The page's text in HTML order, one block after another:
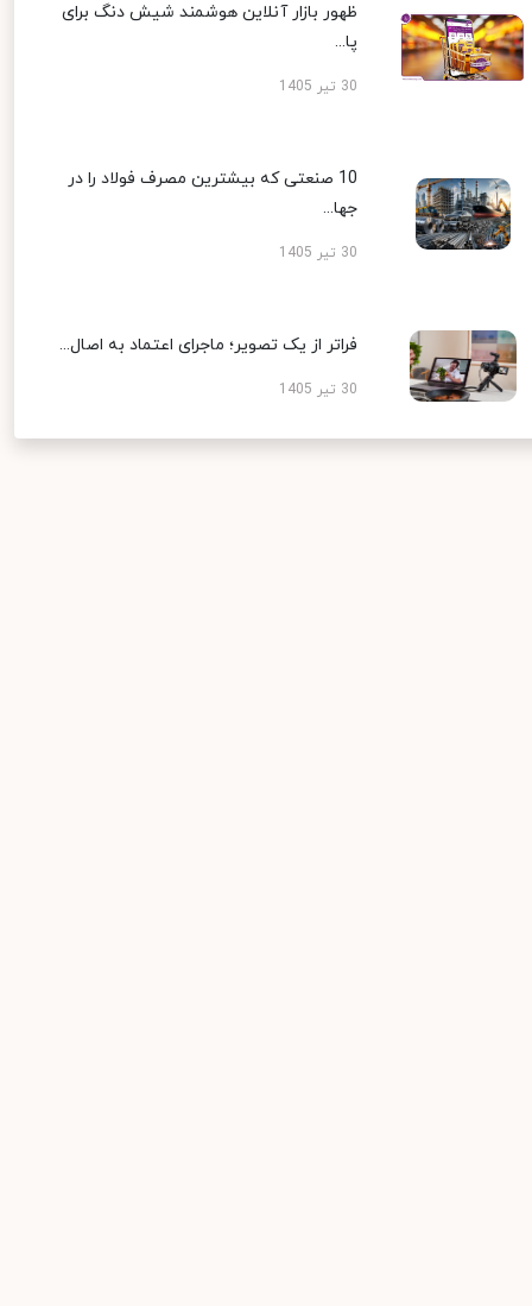
ظهور بازار آنلاین هوشمند شیش دنگ برای
پا...
30 تیر 1405
10 صنعتی که بیشترین مصرف فولاد را در
جها...
30 تیر 1405
فراتر از یک تصویر؛ ماجرای اعتماد به اصال...
30 تیر 1405